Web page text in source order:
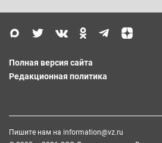
Полная версия сайта
Редакционная политика
Пишите нам на information@vz.ru